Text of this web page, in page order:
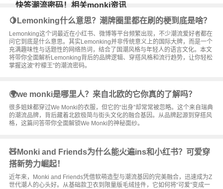
快答潮流密码！相关monki资讯
🍋Lemonking什么意思？潮牌圈里都在刷的梗到底是啥？
Lemonking这个词最近在小红书、微博等平台频繁出现，不少潮流爱好者都在
问它到底是什么意思。其实Lemonking并非传统意义上的国际大牌，而是一个
充满趣味性与话题性的网络热词，结合了国潮风格与年轻人的语言文化。本文
将带你全面解析Lemonking背后的品牌逻辑、穿搭风格和流行趋势，让你轻松
掌握这波“柠檬王”的潮流密码。
🌍we monki是哪里人？来自北欧的它你真的了解吗？
很多姐妹都穿过We Monki的衣服，但它的“出身”却常常被忽略。这个来自瑞典
的潮流品牌，背后藏着北欧极简与街头文化的融合基因。从品牌起源到穿搭风
格，这篇问答带你全面解锁We Monki的神秘面纱。
🧸Monki and Friends为什么能火遍ins和小红书？可爱穿
搭新势力崛起！
近年来，Monki and Friends凭借软萌造型与潮流基因的完美融合，迅速成为Z
世代潮人的心头好。从基础款卫衣到限量版毛绒挂件，它如何将“可爱”变成一